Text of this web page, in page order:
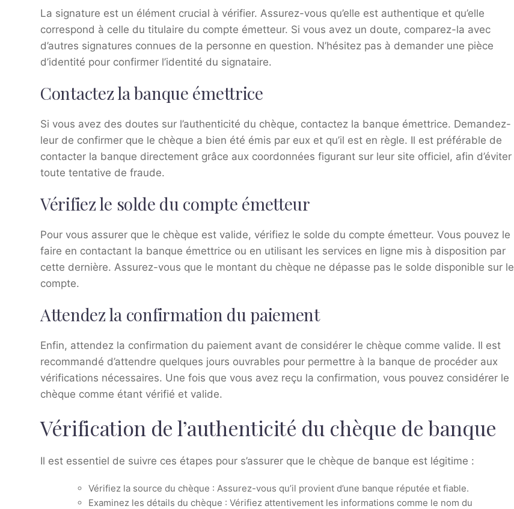
La signature est un élément crucial à vérifier. Assurez-vous qu’elle est authentique et qu’elle
correspond à celle du titulaire du compte émetteur. Si vous avez un doute, comparez-la avec
d’autres signatures connues de la personne en question. N’hésitez pas à demander une pièce
d’identité pour confirmer l’identité du signataire.
Contactez la banque émettrice
Si vous avez des doutes sur l’authenticité du chèque, contactez la banque émettrice. Demandez-
leur de confirmer que le chèque a bien été émis par eux et qu’il est en règle. Il est préférable de
contacter la banque directement grâce aux coordonnées figurant sur leur site officiel, afin d’éviter
toute tentative de fraude.
Vérifiez le solde du compte émetteur
Pour vous assurer que le chèque est valide, vérifiez le solde du compte émetteur. Vous pouvez le
faire en contactant la banque émettrice ou en utilisant les services en ligne mis à disposition par
cette dernière. Assurez-vous que le montant du chèque ne dépasse pas le solde disponible sur le
compte.
Attendez la confirmation du paiement
Enfin, attendez la confirmation du paiement avant de considérer le chèque comme valide. Il est
recommandé d’attendre quelques jours ouvrables pour permettre à la banque de procéder aux
vérifications nécessaires. Une fois que vous avez reçu la confirmation, vous pouvez considérer le
chèque comme étant vérifié et valide.
Vérification de l’authenticité du chèque de banque
Il est essentiel de suivre ces étapes pour s’assurer que le chèque de banque est légitime :
Vérifiez la source du chèque : Assurez-vous qu’il provient d’une banque réputée et fiable.
Examinez les détails du chèque : Vérifiez attentivement les informations comme le nom du